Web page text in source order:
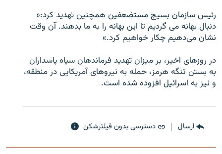
زبان‌های دیگر
رئيس سازمان بسيج مستضعفين همچنين تهديد کرد:«
دنبال بهانه می گرديم تا اين بهانه را به ما بدهند. آن وقت
نشان می‌دهيم چکار خواهيم کرد.»
در روزهای اخير، بر ميزان تهديد فرماندهان سپاه پاسداران
به بستن تنگه هرمز، حمله به نيروهای آمريکايی در منطقه،
و نيز به اسرائيل افزوده شده است.
ارسال دسترسی بدون فیلترشکن